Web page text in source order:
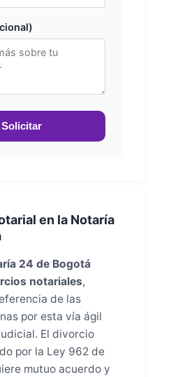
Solicitar
en la Notaría
24 de Bogotá
notariales,
de las
por esta vía ágil
El divorcio
por la Ley 962 de
mutuo acuerdo y